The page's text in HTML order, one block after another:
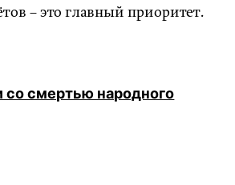
– это главный приоритет.
со смертью народного